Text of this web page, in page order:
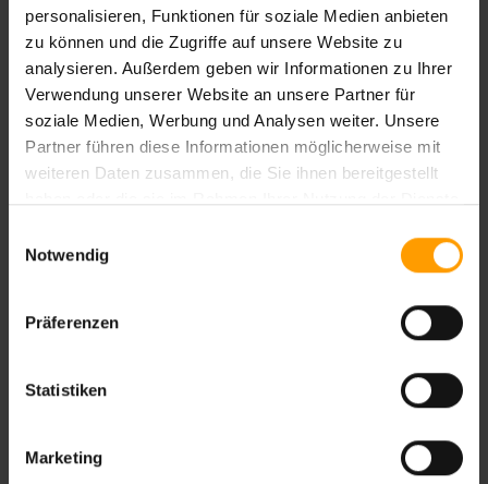
personalisieren, Funktionen für soziale Medien anbieten
zu können und die Zugriffe auf unsere Website zu
analysieren. Außerdem geben wir Informationen zu Ihrer
Verwendung unserer Website an unsere Partner für
soziale Medien, Werbung und Analysen weiter. Unsere
Partner führen diese Informationen möglicherweise mit
weiteren Daten zusammen, die Sie ihnen bereitgestellt
Notwendig
Präferenzen
Statistiken
Marketing
Bewertungen werden geladen ...
Ihnen gefällt diese Unterkunft?
Flugoptionen auf einen Blick – vergleichen Sie direkt und
Detaillierte Informationen zu Konditionen und Extras sind
jederzeit einsehbar, damit Sie Ihre Reise optimal planen